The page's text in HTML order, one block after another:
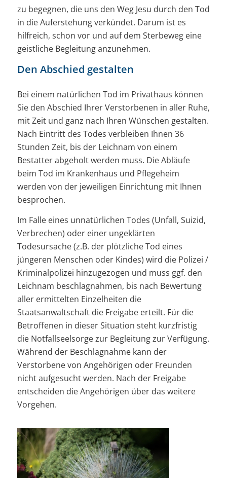
zu begegnen, die uns den Weg Jesu durch den Tod
in die Auferstehung verkündet. Darum ist es
hilfreich, schon vor und auf dem Sterbeweg eine
geistliche Begleitung anzunehmen.
Den Abschied gestalten
Bei einem natürlichen Tod im Privathaus können
Sie den Abschied Ihrer Verstorbenen in aller Ruhe,
mit Zeit und ganz nach Ihren Wünschen gestalten.
Nach Eintritt des Todes verbleiben Ihnen 36
Stunden Zeit, bis der Leichnam von einem
Bestatter abgeholt werden muss. Die Abläufe
beim Tod im Krankenhaus und Pflegeheim
werden von der jeweiligen Einrichtung mit Ihnen
besprochen.
Im Falle eines unnatürlichen Todes (Unfall, Suizid,
Verbrechen) oder einer ungeklärten
Todesursache (z.B. der plötzliche Tod eines
jüngeren Menschen oder Kindes) wird die Polizei /
Kriminalpolizei hinzugezogen und muss ggf. den
Leichnam beschlagnahmen, bis nach Bewertung
aller ermittelten Einzelheiten die
Staatsanwaltschaft die Freigabe erteilt. Für die
Betroffenen in dieser Situation steht kurzfristig
die Notfallseelsorge zur Begleitung zur Verfügung.
Während der Beschlagnahme kann der
Verstorbene von Angehörigen oder Freunden
nicht aufgesucht werden. Nach der Freigabe
entscheiden die Angehörigen über das weitere
Vorgehen.